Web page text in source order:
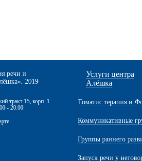
речи и
2019
Услуги центра
Алёшка
тракт 15, корп. 1
- 20:00
Томатис терапия и
Коммуникативные
Группы раннего
Запуск речи у